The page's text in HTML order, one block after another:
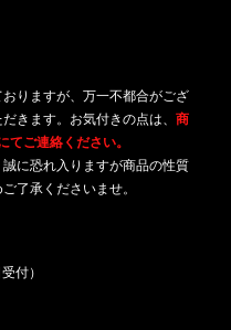
りますが、万一不都合がござ
きます。お気付きの点は、 商
ご連絡ください。
に恐れ入りますが商品の性質
了承くださいませ。
付）